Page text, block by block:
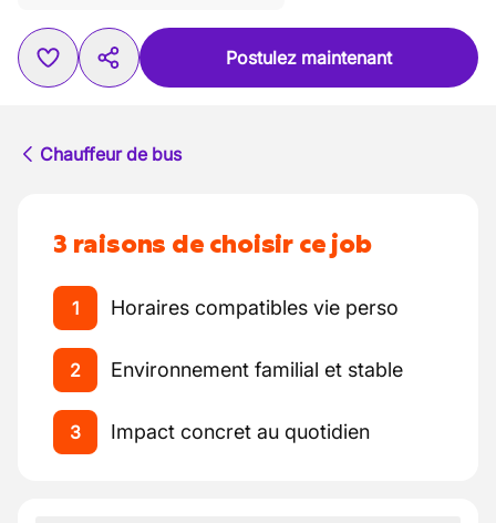
Postulez maintenant
Chauffeur de bus
3 raisons de choisir ce job
1 Horaires compatibles vie perso
2 Environnement familial et stable
3 Impact concret au quotidien